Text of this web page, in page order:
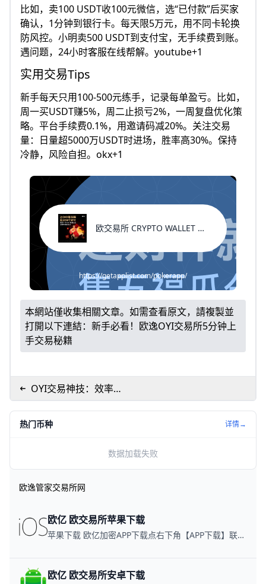
比如，卖100 USDT收100元微信，选“已付款”后买家
确认，1分钟到银行卡。每天限5万元，用不同卡轮换
防风控。小明卖500 USDT到支付宝，无手续费到账。
遇问题，24小时客服在线帮解。youtube+1
实用交易Tips
新手每天只用100-500元练手，记录每单盈亏。比如，
周一买USDT赚5%，周二止损亏2%，一周复盘优化策
略。平台手续费0.1%，用邀请码减20%。关注交易
量：日量超5000万USDT时进场，胜率高30%。保持
冷静，风险自担。okx+1
欧交易所 CRYPTO WALLET 新用户福利
https://getapplist.com/pokerapp/
本網站僅收集相關文章。如需查看原文，請複製並
打開以下連結： 新手必看！欧逸OYI交易所5分钟上
手交易秘籍
OYI交易神技：效率翻
倍进阶秘籍
热门币种 详情→
数据加载失败
欧逸管家交易所网
欧亿 欧交易所苹果下载
苹果下载 欧亿加密APP下载点右下角【APP下载】联系客服 每日更新可用链接
欧亿 欧交易所安卓下载